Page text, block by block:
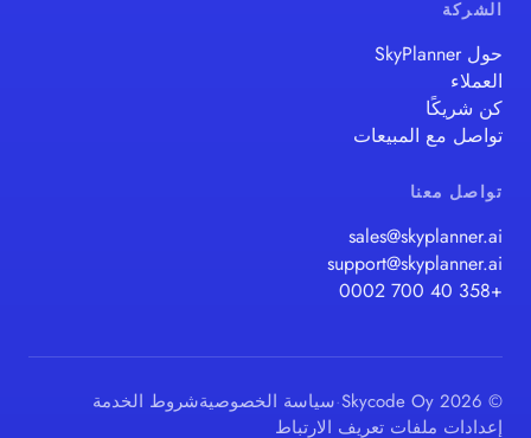
الشركة
حول SkyPlanner
العملاء
كن شريكًا
تواصل مع المبيعات
تواصل معنا
sales@skyplanner.ai
support@skyplanner.ai
+358 40 700 0002
© 2026 Skycode Oy
·سياسة الخصوصيةشروط الخدمة
إعدادات ملفات تعريف الارتباط